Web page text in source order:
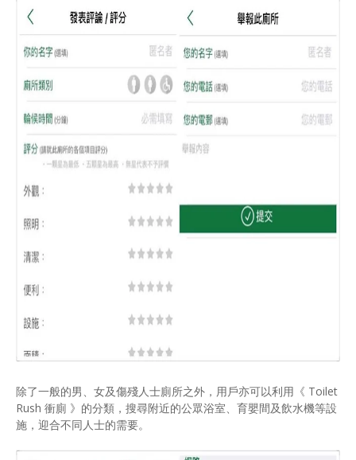
除了一般的男、女及傷殘人士廁所之外，用戶亦可以利用《 Toilet
Rush 衝廁 》的分類，搜尋附近的公眾浴室、育嬰間及飲水機等設
施，迎合不同人士的需要。